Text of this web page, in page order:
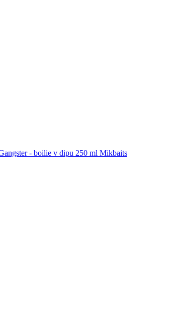
- boilie v dipu 250 ml Mikbaits